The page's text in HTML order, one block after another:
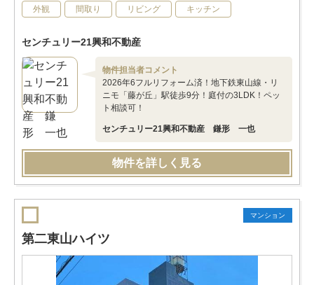
外観 間取り リビング キッチン
センチュリー21興和不動産
物件担当者コメント
2026年6フルリフォーム済！地下鉄東山線・リ
ニモ「藤が丘」駅徒歩9分！庭付の3LDK！ペッ
ト相談可！
センチュリー21興和不動産 鎌形 一也
物件を詳しく見る
マンション
第二東山ハイツ